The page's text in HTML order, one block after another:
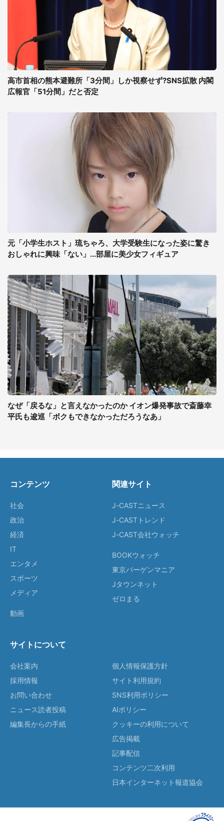
高市首相の熊本避難所「3分間」しか視察せず?SNS拡散 内閣
広報官「51分間」だと否定
元「小学生ホスト」琉ちゃろ、大学受験生になった姿に驚き
おしゃれに興味「ない」...部屋に美少女フィギュア
なぜ「戻るな」と言えなかったのか イオン爆発事故で斎藤幸
平氏も逡巡「ボクもできなかっただろうなあ」
コンテンツ
社会
政治
経済
IT
エンタメ
スポーツ
メディア
動画
関連サイト
J-CASTニュース
J-CASTトレンド
J-CAST会社ウォッチ
BOOKウォッチ
東京バーゲンマニア
Jタウンネット
ゼロまる
サイトについて
会社案内
採用情報
お問い合わせ
ニュース読者投稿
編集長からの手紙
個人情報保護方針
サイト利用規約
SNS利用ポリシー
AIポリシー
クッキーの利用について
広告掲載
記事配信
コンテンツ二次利用
日本インターネット報道協会